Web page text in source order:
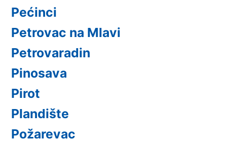
Pećinci
Petrovac na Mlavi
Petrovaradin
Pinosava
Pirot
Plandište
Požarevac